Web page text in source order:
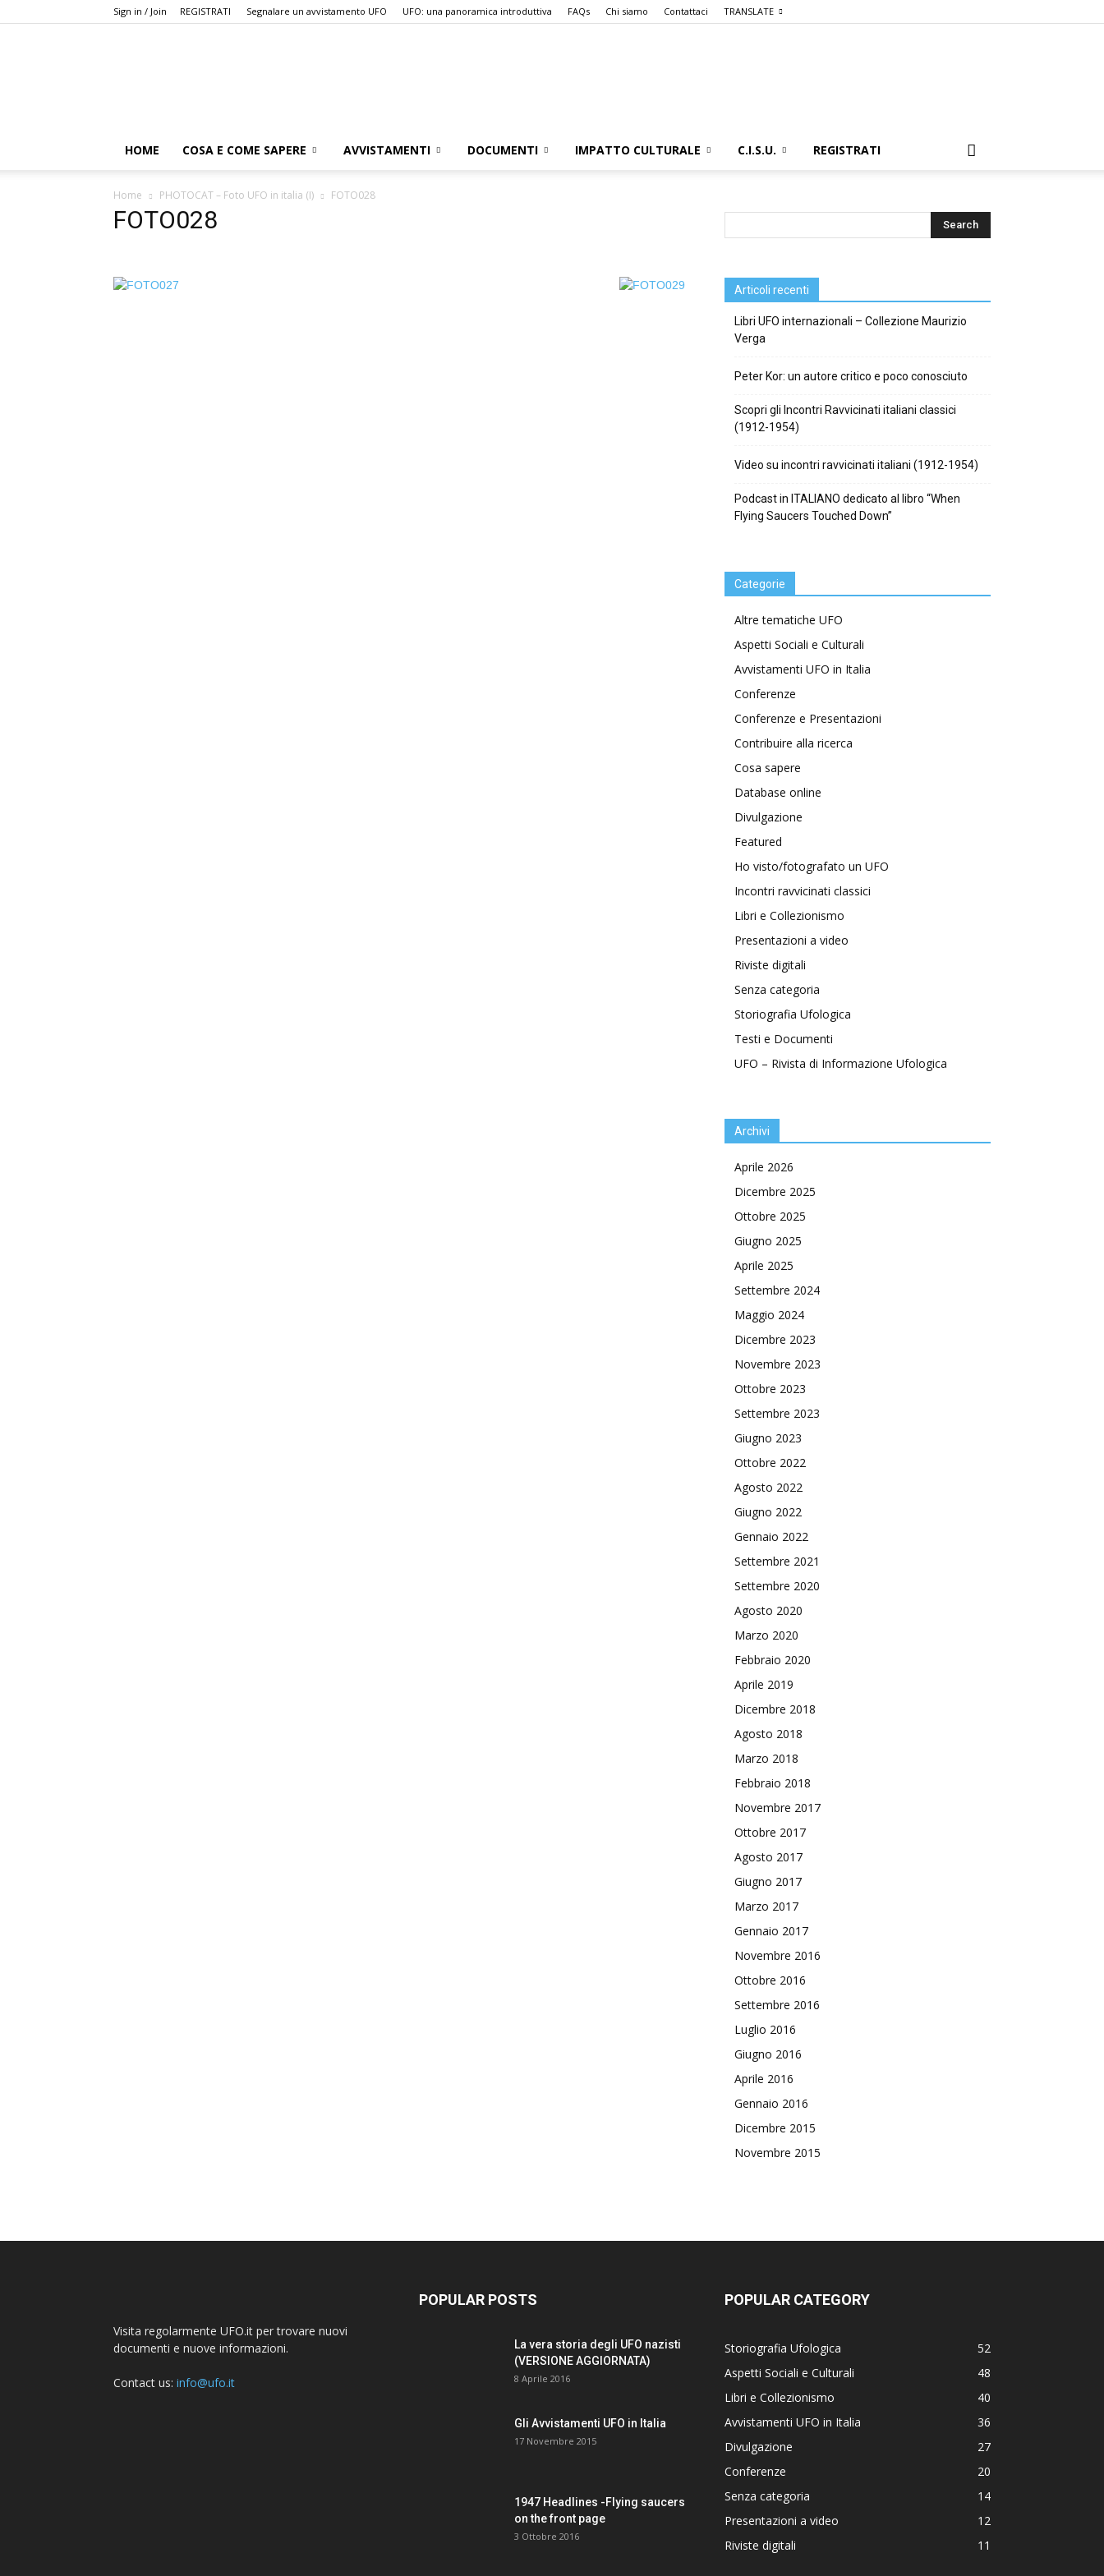
Sign in / Join REGISTRATI Segnalare un avvistamento UFO UFO: una panoramica introduttiva FAQs Chi siamo Contattaci TRANSLATE
HOME COSA E COME SAPERE AVVISTAMENTI DOCUMENTI IMPATTO CULTURALE C.I.S.U. REGISTRATI
Home PHOTOCAT – Foto UFO in italia (I) FOTO028
FOTO028
Articoli recenti
Libri UFO internazionali – Collezione Maurizio
Verga
Peter Kor: un autore critico e poco conosciuto
Scopri gli Incontri Ravvicinati italiani classici
(1912-1954)
Video su incontri ravvicinati italiani (1912-1954)
Podcast in ITALIANO dedicato al libro “When
Flying Saucers Touched Down”
Categorie
Altre tematiche UFO
Aspetti Sociali e Culturali
Avvistamenti UFO in Italia
Conferenze
Conferenze e Presentazioni
Contribuire alla ricerca
Cosa sapere
Database online
Divulgazione
Featured
Ho visto/fotografato un UFO
Incontri ravvicinati classici
Libri e Collezionismo
Presentazioni a video
Riviste digitali
Senza categoria
Storiografia Ufologica
Testi e Documenti
UFO – Rivista di Informazione Ufologica
Archivi
Aprile 2026
Dicembre 2025
Ottobre 2025
Giugno 2025
Aprile 2025
Settembre 2024
Maggio 2024
Dicembre 2023
Novembre 2023
Ottobre 2023
Settembre 2023
Giugno 2023
Ottobre 2022
Agosto 2022
Giugno 2022
Gennaio 2022
Settembre 2021
Settembre 2020
Agosto 2020
Marzo 2020
Febbraio 2020
Aprile 2019
Dicembre 2018
Agosto 2018
Marzo 2018
Febbraio 2018
Novembre 2017
Ottobre 2017
Agosto 2017
Giugno 2017
Marzo 2017
Gennaio 2017
Novembre 2016
Ottobre 2016
Settembre 2016
Luglio 2016
Giugno 2016
Aprile 2016
Gennaio 2016
Dicembre 2015
Novembre 2015
Visita regolarmente UFO.it per trovare nuovi
documenti e nuove informazioni.
Contact us: info@ufo.it
POPULAR POSTS
La vera storia degli UFO nazisti
(VERSIONE AGGIORNATA)
8 Aprile 2016
Gli Avvistamenti UFO in Italia
17 Novembre 2015
1947 Headlines -Flying saucers
on the front page
3 Ottobre 2016
POPULAR CATEGORY
Storiografia Ufologica
52
Aspetti Sociali e Culturali
48
Libri e Collezionismo
40
Avvistamenti UFO in Italia
36
Divulgazione
27
Conferenze
20
Senza categoria
14
Presentazioni a video
12
Riviste digitali
11